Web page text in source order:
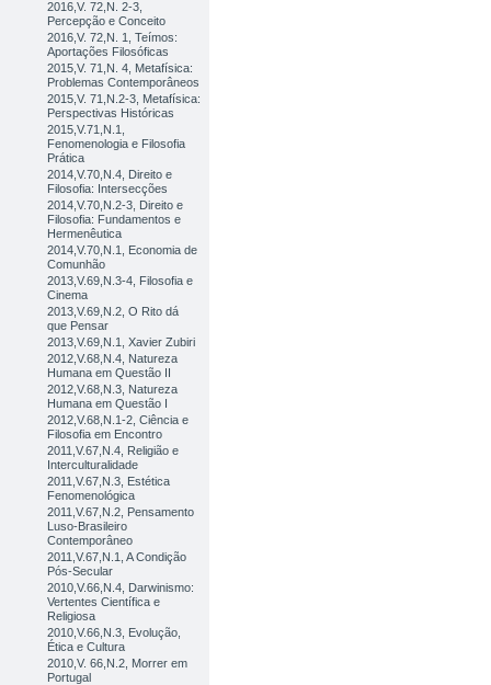
2016,V. 72,N. 2-3,
Percepção e Conceito
2016,V. 72,N. 1, Teímos:
Aportações Filosóficas
2015,V. 71,N. 4, Metafísica:
Problemas Contemporâneos
2015,V. 71,N.2-3, Metafísica:
Perspectivas Históricas
2015,V.71,N.1,
Fenomenologia e Filosofia
Prática
2014,V.70,N.4, Direito e
Filosofia: Intersecções
2014,V.70,N.2-3, Direito e
Filosofia: Fundamentos e
Hermenêutica
2014,V.70,N.1, Economia de
Comunhão
2013,V.69,N.3-4, Filosofia e
Cinema
2013,V.69,N.2, O Rito dá
que Pensar
2013,V.69,N.1, Xavier Zubiri
2012,V.68,N.4, Natureza
Humana em Questão II
2012,V.68,N.3, Natureza
Humana em Questão I
2012,V.68,N.1-2, Ciência e
Filosofia em Encontro
2011,V.67,N.4, Religião e
Interculturalidade
2011,V.67,N.3, Estética
Fenomenológica
2011,V.67,N.2, Pensamento
Luso-Brasileiro
Contemporâneo
2011,V.67,N.1, A Condição
Pós-Secular
2010,V.66,N.4, Darwinismo:
Vertentes Científica e
Religiosa
2010,V.66,N.3, Evolução,
Ética e Cultura
2010,V. 66,N.2, Morrer em
Portugal